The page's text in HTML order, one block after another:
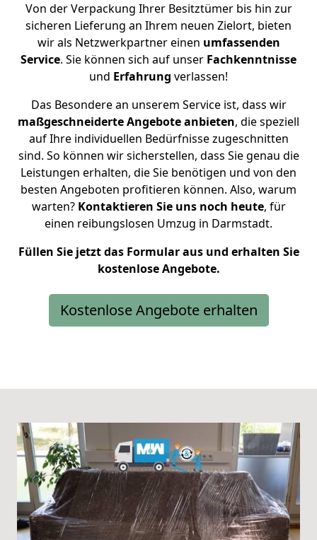
Von der Verpackung Ihrer Besitztümer bis hin zur
sicheren Lieferung an Ihrem neuen Zielort, bieten
wir als Netzwerkpartner einen umfassenden
Service. Sie können sich auf unser Fachkenntnisse
und Erfahrung verlassen!
Das Besondere an unserem Service ist, dass wir
maßgeschneiderteAngeboteanbieten, die speziell
auf Ihre individuellen Bedürfnisse zugeschnitten
sind. So können wir sicherstellen, dass Sie genau die
Leistungen erhalten, die Sie benötigen und von den
besten Angeboten profitieren können. Also, warum
warten? Kontaktieren Sie uns noch heute, für
einen reibungslosen Umzug in Darmstadt.
Füllen Sie jetzt das Formular aus und erhalten Sie
kostenlose Angebote.
Kostenlose Angebote erhalten